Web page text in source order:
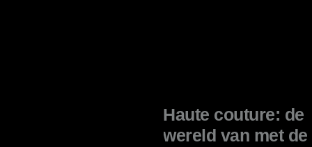
Haute couture: de
wereld van met de